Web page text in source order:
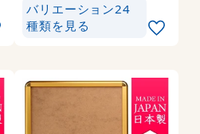
バリエーション24
種類を見る